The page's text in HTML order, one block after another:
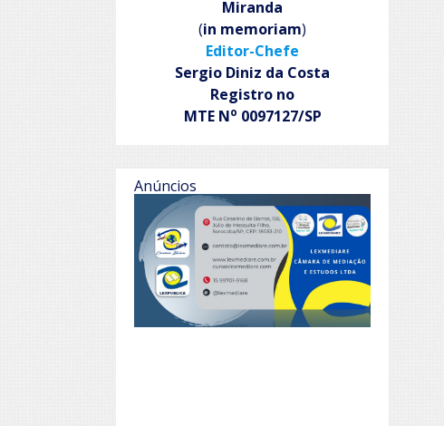
Miranda
(in memoriam)
Editor-Chefe
Sergio Diniz da Costa
Registro no
MTE No 0097127/SP
Anúncios